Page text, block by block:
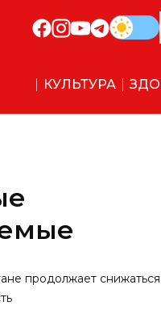
КУЛЬТУРА
продолжает снижаться